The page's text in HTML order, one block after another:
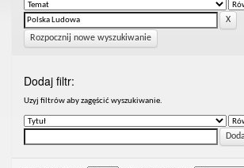
Rozpocznij nowe wyszukiwanie
Dodaj filtr:
Uzyj filtrów aby zagęścić wyszukiwanie.